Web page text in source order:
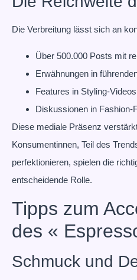
Die Verbreitung lässt sich an
Über 500.000 Posts mit
Erwähnungen in
Features in Styling-
Diskussionen in Fashion-
Diese mediale Präsenz
Konsumentinnen, Teil des
perfektionieren, spielen die
entscheidende Rolle.
Tipps zum
des «
Schmuck und